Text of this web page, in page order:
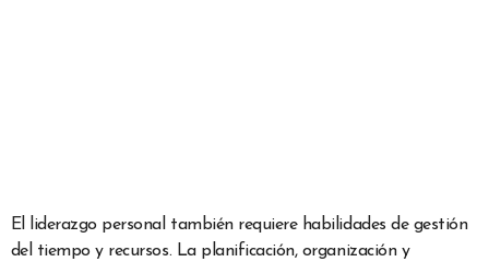
El liderazgo personal también requiere habilidades de gestión
del tiempo y recursos. La planificación, organización y